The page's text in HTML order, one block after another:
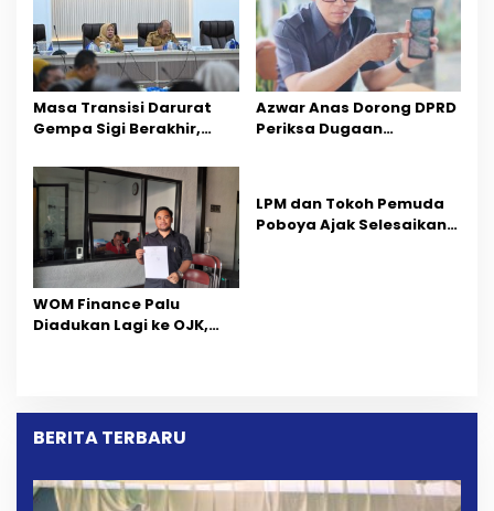
Masa Transisi Darurat
Gempa Sigi Berakhir,
Percepatan Pemulihan
Azwar Anas Dorong DPRD
Periksa Dugaan
‎WOM Finance Palu
Diadukan Lagi ke OJK,
Dipersoalkan ‎
LPM dan Tokoh Pemuda
Poboya Ajak Selesaikan
BERITA TERBARU